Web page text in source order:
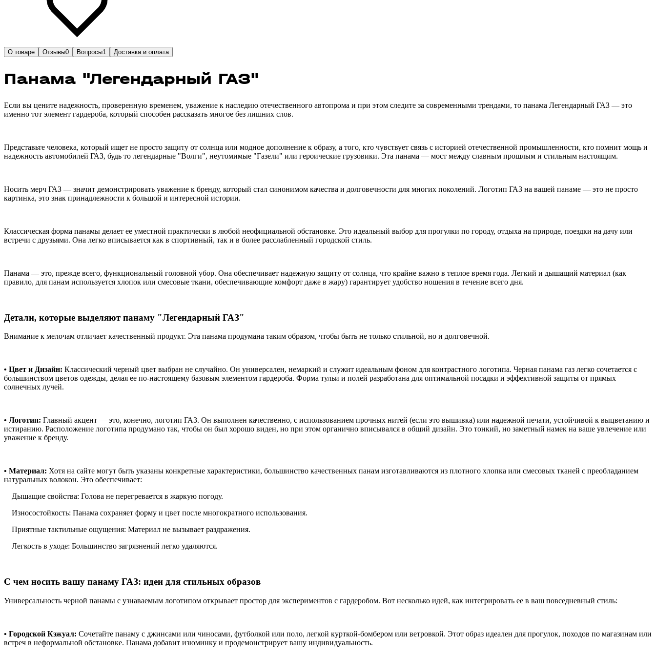
О товаре Отзывы0 Вопросы1 Доставка и оплата
Панама "Легендарный ГАЗ"
Если вы цените надежность, проверенную временем, уважение к наследию отечественного автопрома и при этом следите за современными трендами, то панама Легендарный ГАЗ — это
именно тот элемент гардероба, который способен рассказать многое без лишних слов.
Представьте человека, который ищет не просто защиту от солнца или модное дополнение к образу, а того, кто чувствует связь с историей отечественной промышленности, кто помнит мощь и
надежность автомобилей ГАЗ, будь то легендарные "Волги", неутомимые "Газели" или героические грузовики. Эта панама — мост между славным прошлым и стильным настоящим.
Носить мерч ГАЗ — значит демонстрировать уважение к бренду, который стал синонимом качества и долговечности для многих поколений. Логотип ГАЗ на вашей панаме — это не просто
картинка, это знак принадлежности к большой и интересной истории.
Классическая форма панамы делает ее уместной практически в любой неофициальной обстановке. Это идеальный выбор для прогулки по городу, отдыха на природе, поездки на дачу или
встречи с друзьями. Она легко вписывается как в спортивный, так и в более расслабленный городской стиль.
Панама — это, прежде всего, функциональный головной убор. Она обеспечивает надежную защиту от солнца, что крайне важно в теплое время года. Легкий и дышащий материал (как
правило, для панам используется хлопок или смесовые ткани, обеспечивающие комфорт даже в жару) гарантирует удобство ношения в течение всего дня.
Детали, которые выделяют панаму "Легендарный ГАЗ"
Внимание к мелочам отличает качественный продукт. Эта панама продумана таким образом, чтобы быть не только стильной, но и долговечной.
• Цвет и Дизайн: Классический черный цвет выбран не случайно. Он универсален, немаркий и служит идеальным фоном для контрастного логотипа. Черная панама газ легко сочетается с
большинством цветов одежды, делая ее по-настоящему базовым элементом гардероба. Форма тульи и полей разработана для оптимальной посадки и эффективной защиты от прямых
солнечных лучей.
• Логотип: Главный акцент — это, конечно, логотип ГАЗ. Он выполнен качественно, с использованием прочных нитей (если это вышивка) или надежной печати, устойчивой к выцветанию и
истиранию. Расположение логотипа продумано так, чтобы он был хорошо виден, но при этом органично вписывался в общий дизайн. Это тонкий, но заметный намек на ваше увлечение или
уважение к бренду.
• Материал: Хотя на сайте могут быть указаны конкретные характеристики, большинство качественных панам изготавливаются из плотного хлопка или смесовых тканей с преобладанием
натуральных волокон. Это обеспечивает:
Дышащие свойства: Голова не перегревается в жаркую погоду.
Износостойкость: Панама сохраняет форму и цвет после многократного использования.
Приятные тактильные ощущения: Материал не вызывает раздражения.
Легкость в уходе: Большинство загрязнений легко удаляются.
С чем носить вашу панаму ГАЗ: идеи для стильных образов
Универсальность черной панамы с узнаваемым логотипом открывает простор для экспериментов с гардеробом. Вот несколько идей, как интегрировать ее в ваш повседневный стиль:
• Городской Кэжуал: Сочетайте панаму с джинсами или чиносами, футболкой или поло, легкой курткой-бомбером или ветровкой. Этот образ идеален для прогулок, походов по магазинам или
встреч в неформальной обстановке. Панама добавит изюминку и продемонстрирует вашу индивидуальность.